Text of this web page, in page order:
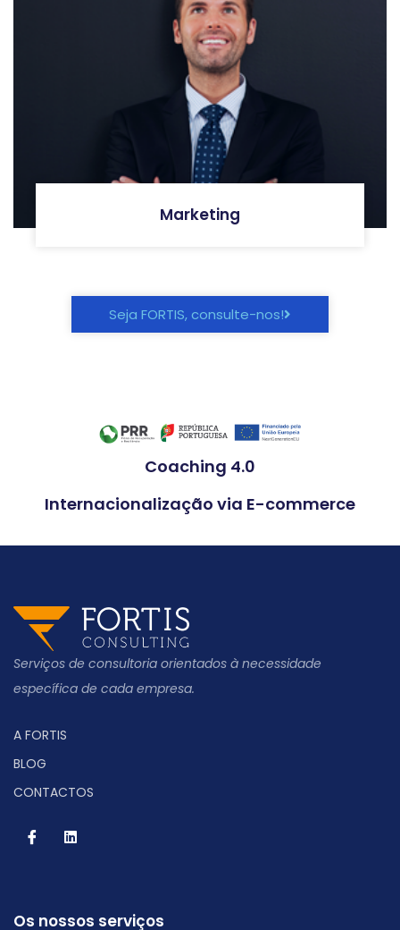
Marketing
Seja FORTIS, consulte-nos!
Coaching 4.0
Internacionalização via E-commerce
Serviços de consultoria orientados à necessidade
específica de cada empresa.
A FORTIS
BLOG
CONTACTOS
Os nossos serviços